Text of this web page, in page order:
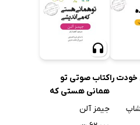
راکتاب صوتی تو
همانی هستی که
می‌اندیشی
جیمز آلن